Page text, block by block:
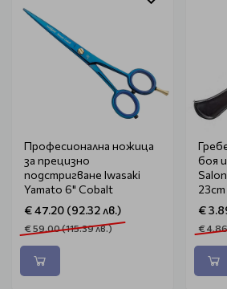
Професионална ножица
за прецизно
подстригване Iwasaki
Yamato 6" Cobalt
€ 47.20 (92.32 лв.)
€ 59.00 (115.39 лв.)
боя
23cm
€
€